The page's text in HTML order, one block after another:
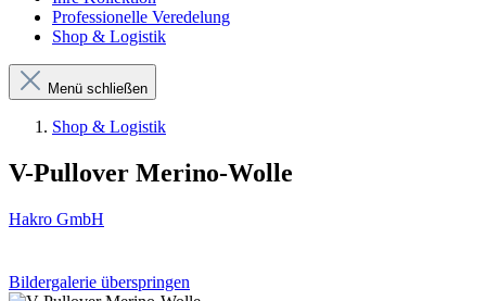
Professionelle Veredelung
Shop & Logistik
Menü schließen
Shop & Logistik
V-Pullover Merino-Wolle
Hakro GmbH
Bildergalerie überspringen